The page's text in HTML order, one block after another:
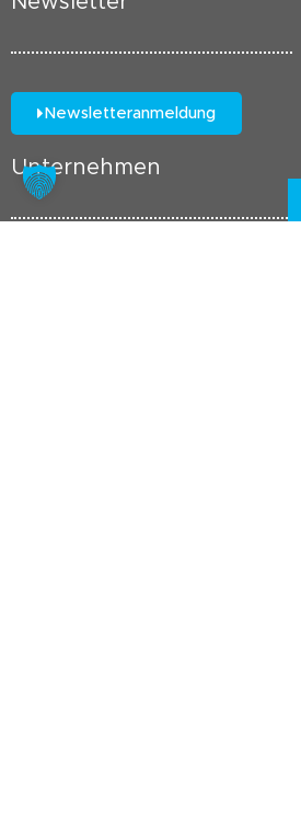
Newsletteranmeldung
Unternehmen